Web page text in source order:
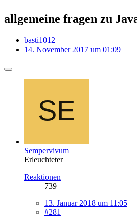
allgemeine fragen zu
basti1012
14. November 2017 um 01:09
Sempervivum
Erleuchteter
Reaktionen
739
13. Januar 2018 um 11:05
#281